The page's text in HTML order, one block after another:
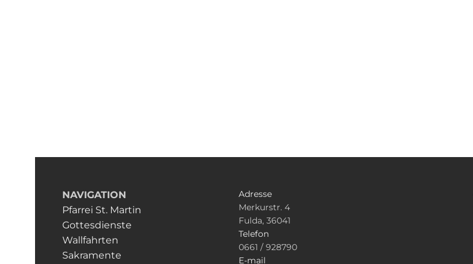
NAVIGATION
Pfarrei St. Martin
Gottesdienste
Wallfahrten
Sakramente
Adresse
Merkurstr. 4
Fulda, 36041
Telefon
0661 / 928790
E-mail